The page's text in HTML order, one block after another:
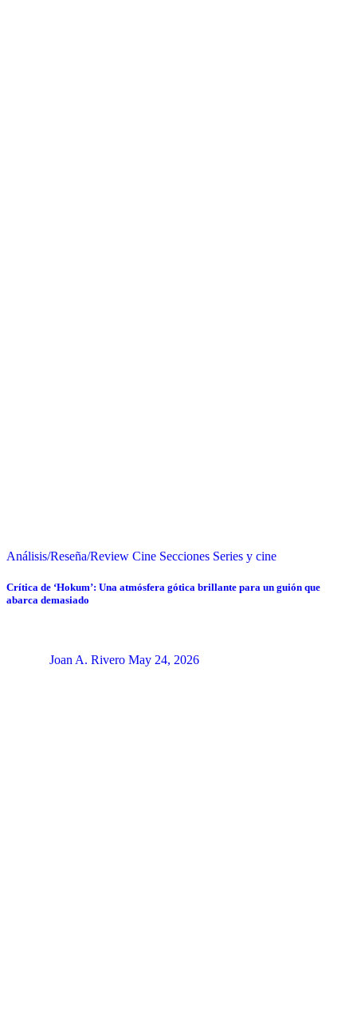
Análisis/Reseña/Review Cine Secciones Series y cine
Crítica de ‘Hokum’: Una atmósfera gótica brillante para un guión que
abarca demasiado
Joan A. Rivero May 24, 2026